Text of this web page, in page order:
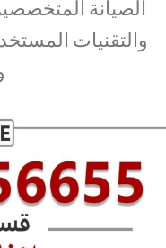
الصيانة
والتقنيات